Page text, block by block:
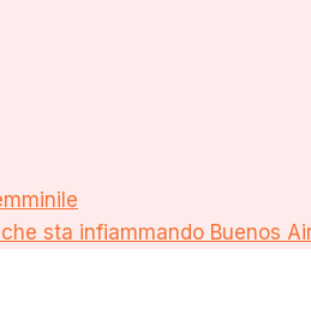
sta infiammando Buenos